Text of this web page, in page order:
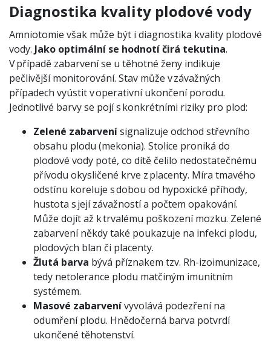
Diagnostika kvality plodové vody
Amniotomie však může být i diagnostika kvality plodové
vody. Jako optimální se hodnotí čirá tekutina.
V případě zabarvení se u těhotné ženy indikuje
pečlivější monitorování. Stav může v závažných
případech vyústit v operativní ukončení porodu.
Jednotlivé barvy se pojí s konkrétními riziky pro plod:
Zelené zabarvenísignalizuje odchod střevního
obsahu plodu (mekonia). Stolice proniká do
plodové vody poté, co dítě čelilo nedostatečnému
přívodu okysličené krve z placenty. Míra tmavého
odstínu koreluje s dobou od hypoxické příhody,
hustota s její závažností a počtem opakování.
Může dojít až k trvalému poškození mozku. Zelené
zabarvení někdy také poukazuje na infekci plodu,
plodových blan či placenty.
Žlutá barva bývá příznakem tzv. Rh-izoimunizace,
tedy netolerance plodu matčiným imunitním
systémem.
Masové zabarvenívyvolává podezření na
odumření plodu. Hnědočerná barva potvrdí
ukončené těhotenství.